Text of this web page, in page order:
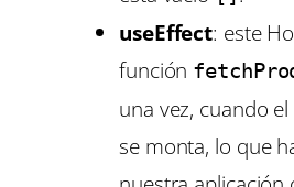
useEffect: este
función
una vez, cuando
se monta, lo que